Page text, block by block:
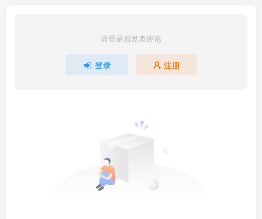
请登录后发表评论
登录 注册